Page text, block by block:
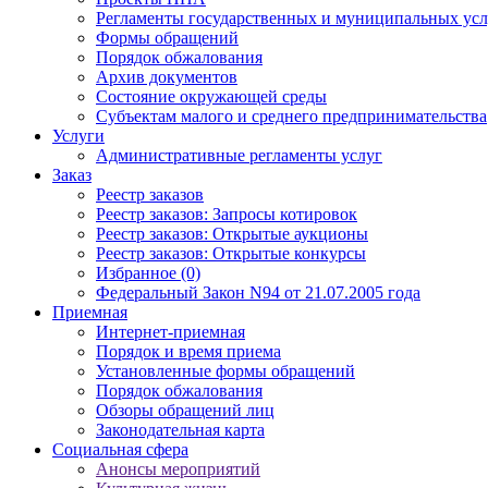
Регламенты государственных и муниципальных
Формы обращений
Порядок обжалования
Архив документов
Состояние окружающей среды
Субъектам малого и среднего предпринимательства
Услуги
Административные регламенты услуг
Заказ
Реестр заказов
Реестр заказов: Запросы котировок
Реестр заказов: Открытые аукционы
Реестр заказов: Открытые конкурсы
Избранное (0)
Федеральный Закон N94 от 21.07.2005 года
Приемная
Интернет-приемная
Порядок и время приема
Установленные формы обращений
Порядок обжалования
Обзоры обращений лиц
Законодательная карта
Социальная сфера
Анонсы мероприятий